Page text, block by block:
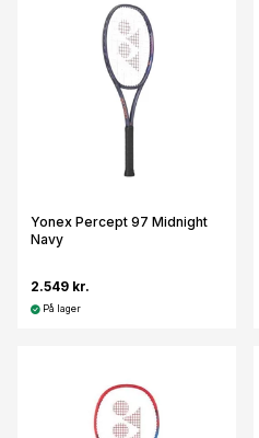
Yonex Percept 97 Midnight
Navy
2.549 kr.
På lager